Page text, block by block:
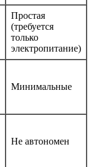
Простая
(требуется
только
электропитание)
Минимальные
Не автономен